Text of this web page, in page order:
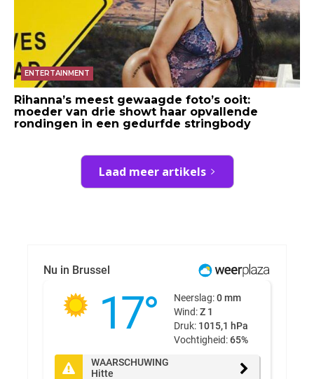
ENTERTAINMENT
Rihanna’s meest gewaagde foto’s ooit:
moeder van drie showt haar opvallende
rondingen in een gedurfde stringbody
Laad meer artikels